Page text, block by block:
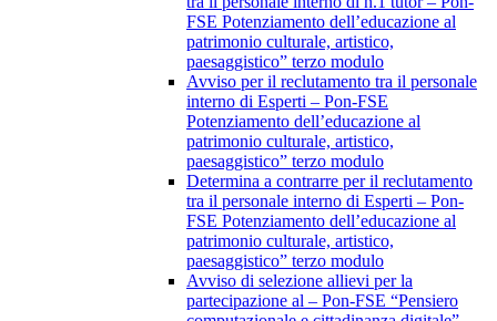
FSE Potenziamento dell’educazione al
patrimonio culturale, artistico,
paesaggistico” terzo modulo
Avviso per il reclutamento tra il personale
interno di Esperti – Pon-FSE
Potenziamento dell’educazione al
patrimonio culturale, artistico,
paesaggistico” terzo modulo
Determina a contrarre per il reclutamento
tra il personale interno di Esperti – Pon-
FSE Potenziamento dell’educazione al
patrimonio culturale, artistico,
paesaggistico” terzo modulo
Avviso di selezione allievi per la
partecipazione al – Pon-FSE “Pensiero